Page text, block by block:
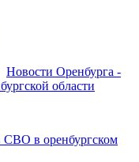
Новости Оренбурга -
области
СВО в оренбургском